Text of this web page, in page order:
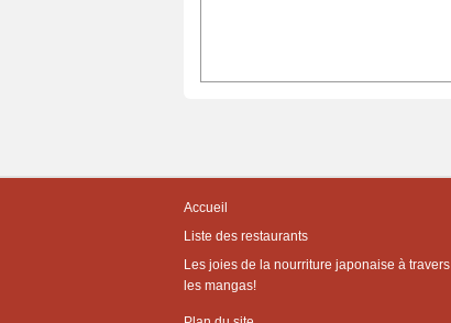
Accueil
Liste des restaurants
Les joies de la nourriture japonaise à travers
les mangas!